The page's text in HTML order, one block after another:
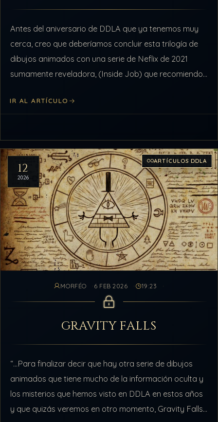
Antes del aniversario de DDLA que ya tenemos muy
cerca, creo que deberíamos concluir esta trilogía de
dibujos animados con una serie de Neflix de 2021
sumamente reveladora, (Inside Job) que recomiendo
IR AL ARTÍCULO
12
2026
ARTÍCULOS DDLA
MORFÉO 6 FEB 2026 19:23
GRAVITY FALLS
“…Para finalizar decir que hay otra serie de dibujos
animados que tiene mucho de la información oculta y
los misterios que hemos visto en DDLA en estos años
y que quizás veremos en otro momento, Gravity Falls,